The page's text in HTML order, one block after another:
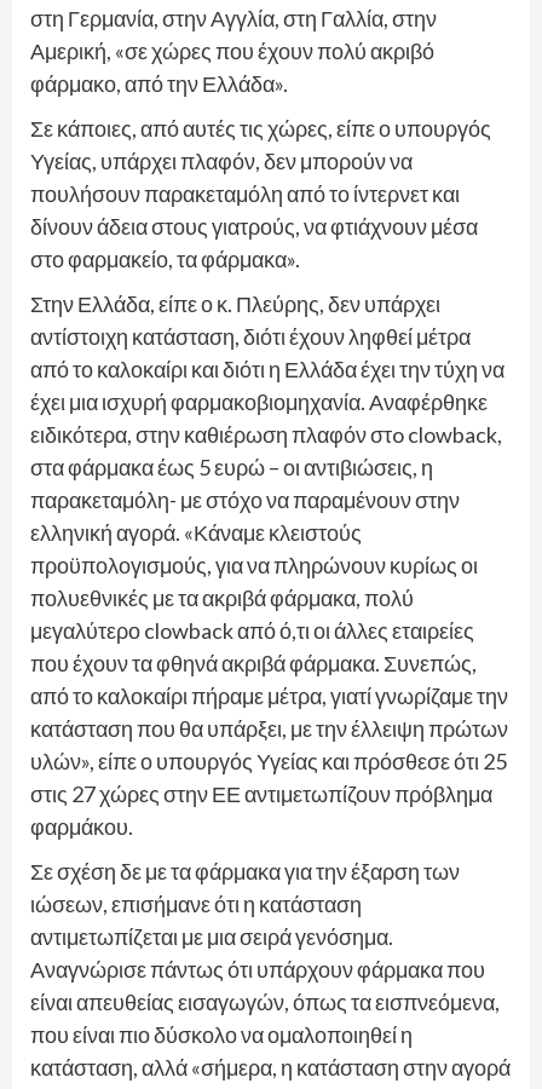
στη Γερμανία, στην Αγγλία, στη Γαλλία, στην
Αμερική, «σε χώρες που έχουν πολύ ακριβό
φάρμακο, από την Ελλάδα».
Σε κάποιες, από αυτές τις χώρες, είπε ο υπουργός
Υγείας, υπάρχει πλαφόν, δεν μπορούν να
πουλήσουν παρακεταμόλη από το ίντερνετ και
δίνουν άδεια στους γιατρούς, να φτιάχνουν μέσα
στο φαρμακείο, τα φάρμακα».
Στην Ελλάδα, είπε ο κ. Πλεύρης, δεν υπάρχει
αντίστοιχη κατάσταση, διότι έχουν ληφθεί μέτρα
από το καλοκαίρι και διότι η Ελλάδα έχει την τύχη να
έχει μια ισχυρή φαρμακοβιομηχανία. Αναφέρθηκε
ειδικότερα, στην καθιέρωση πλαφόν στo clowback,
στα φάρμακα έως 5 ευρώ – οι αντιβιώσεις, η
παρακεταμόλη- με στόχο να παραμένουν στην
ελληνική αγορά. «Κάναμε κλειστούς
προϋπολογισμούς, για να πληρώνουν κυρίως οι
πολυεθνικές με τα ακριβά φάρμακα, πολύ
μεγαλύτερο clowback από ό,τι οι άλλες εταιρείες
που έχουν τα φθηνά ακριβά φάρμακα. Συνεπώς,
από το καλοκαίρι πήραμε μέτρα, γιατί γνωρίζαμε την
κατάσταση που θα υπάρξει, με την έλλειψη πρώτων
υλών», είπε ο υπουργός Υγείας και πρόσθεσε ότι 25
στις 27 χώρες στην ΕΕ αντιμετωπίζουν πρόβλημα
φαρμάκου.
Σε σχέση δε με τα φάρμακα για την έξαρση των
ιώσεων, επισήμανε ότι η κατάσταση
αντιμετωπίζεται με μια σειρά γενόσημα.
Αναγνώρισε πάντως ότι υπάρχουν φάρμακα που
είναι απευθείας εισαγωγών, όπως τα εισπνεόμενα,
που είναι πιο δύσκολο να ομαλοποιηθεί η
κατάσταση, αλλά «σήμερα, η κατάσταση στην αγορά